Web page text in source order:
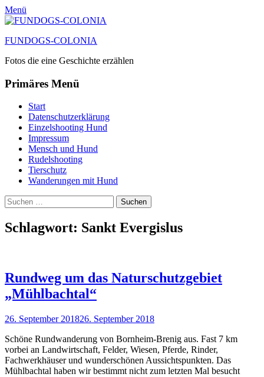
Menü
FUNDOGS-COLONIA
Fotos die eine Geschichte erzählen
Primäres Menü
Zum
Inhalt
springen
Start
Datenschutzerklärung
Einzelshooting Hund
Impressum
Mensch und Hund
Rudelshooting
Tierschutz
Wanderungen mit Hund
Suchen
Suche
nach:
Schlagwort: Sankt Evergislus
Rundweg um das Naturschutzgebiet
„Mühlbachtal“
Posted
26. September 201826. September 2018
Schöne Rundwanderung von Bornheim-Brenig aus. Fast 7 km
vorbei an Landwirtschaft, Felder, Wiesen, Pferde, Rinder,
Fachwerkhäuser und wunderschönen Aussichtspunkten. Das
Mühlbachtal haben wir bestimmt nicht zum letzten Mal besucht